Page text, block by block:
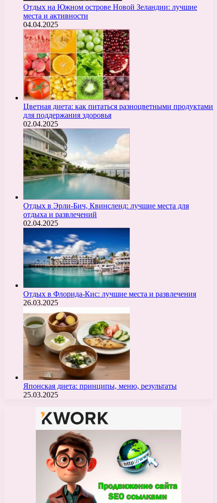
Отдых на Южном острове Новой Зеландии: лучшие
места и активности
04.04.2025
Цветная диета: как питаться разноцветными продуктами
для поддержания здоровья
02.04.2025
Отдых в Эрли-Бич, Квинсленд: лучшие места для
отдыха и развлечений
02.04.2025
Отдых в Флорида-Кис: лучшие места и развлечения
26.03.2025
Японская диета: принципы, меню, результаты
25.03.2025